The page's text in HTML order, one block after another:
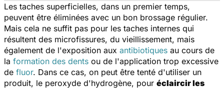
Les taches superficielles, dans un premier temps,
peuvent être éliminées avec un bon brossage régulier.
Mais cela ne suffit pas pour les taches internes qui
résultent des microfissures, du vieillissement, mais
également de l'exposition aux antibiotiques au cours de
la formation des dents ou de l'application trop excessive
de fluor. Dans ce cas, on peut être tenté d'utiliser un
produit, le peroxyde d'hydrogène, pour éclaircir les